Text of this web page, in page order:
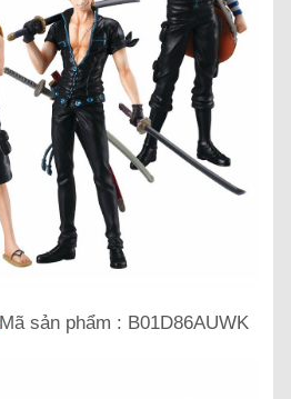
Mã sản phẩm : B01D86AUWK